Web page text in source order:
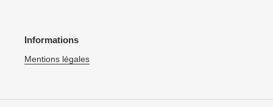
Informations
Mentions légales